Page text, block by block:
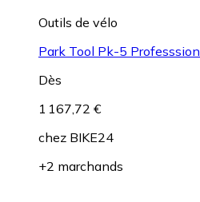
Outils de vélo
Park Tool Pk-5
Dès
1 167,72 €
chez BIKE24
+2 marchands